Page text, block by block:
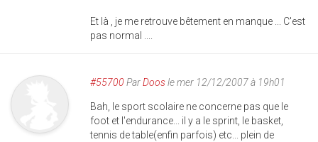
Et là , je me retrouve bêtement en manque ... C'est
pas normal ....
#55700 ParDoosle mer 12/12/2007 à 19h01
Bah, le sport scolaire ne concerne pas que le
foot et l'endurance... il y a le sprint, le basket,
tennis de table(enfin parfois) etc... plein de